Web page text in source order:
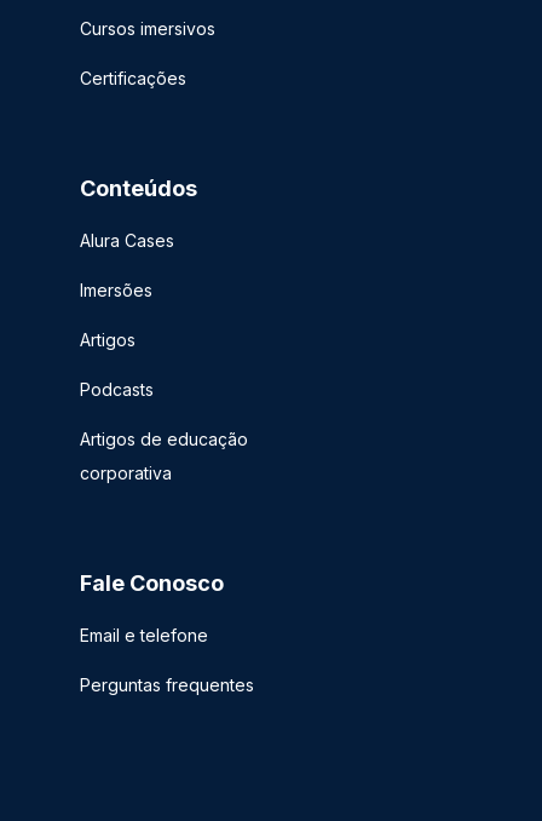
Cursos imersivos
Certificações
Conteúdos
Alura Cases
Imersões
Artigos
Podcasts
Artigos de educação
corporativa
Fale Conosco
Email e telefone
Perguntas frequentes